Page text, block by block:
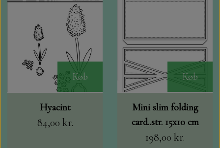
Køb
Hyacint
84,00 kr.
Køb
Mini slim folding
card..str. 15x10 cm
198,00 kr.